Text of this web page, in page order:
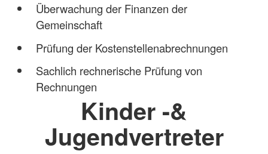
Überwachung der Finanzen der
Gemeinschaft
Prüfung der Kostenstellenabrechnungen
Sachlich rechnerische Prüfung von
Rechnungen
Kinder -&
Jugendvertreter